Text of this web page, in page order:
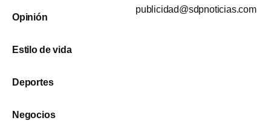
Opinión
Estilo de vida
Deportes
Negocios
publicidad@sdpnoticias.com